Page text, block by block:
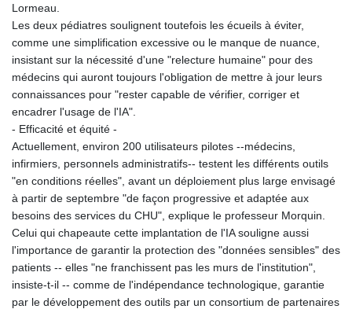
Lormeau.
Les deux pédiatres soulignent toutefois les écueils à éviter,
comme une simplification excessive ou le manque de nuance,
insistant sur la nécessité d'une "relecture humaine" pour des
médecins qui auront toujours l'obligation de mettre à jour leurs
connaissances pour "rester capable de vérifier, corriger et
encadrer l'usage de l'IA".
- Efficacité et équité -
Actuellement, environ 200 utilisateurs pilotes --médecins,
infirmiers, personnels administratifs-- testent les différents outils
"en conditions réelles", avant un déploiement plus large envisagé
à partir de septembre "de façon progressive et adaptée aux
besoins des services du CHU", explique le professeur Morquin.
Celui qui chapeaute cette implantation de l'IA souligne aussi
l'importance de garantir la protection des "données sensibles" des
patients -- elles "ne franchissent pas les murs de l'institution",
insiste-t-il -- comme de l'indépendance technologique, garantie
par le développement des outils par un consortium de partenaires